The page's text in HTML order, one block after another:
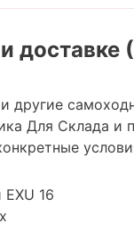
доставке
другие
Для Склада
16